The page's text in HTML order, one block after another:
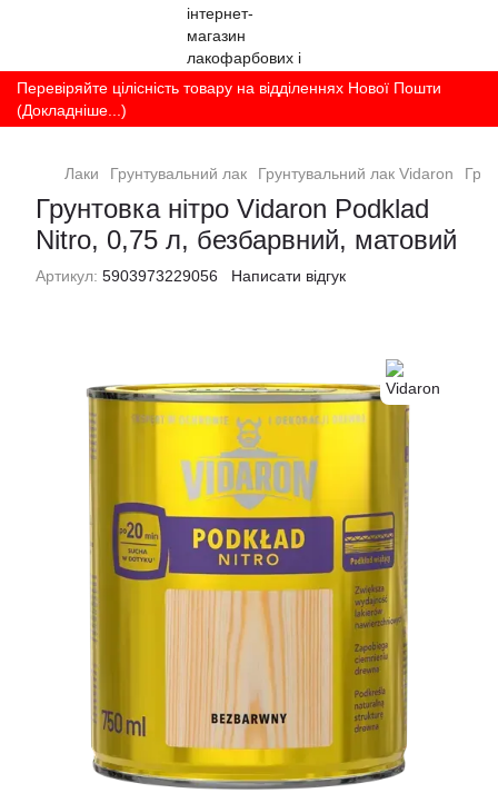
Перевіряйте цілісність товару на відділеннях Нової Пошти
(Докладніше...)
Лаки Грунтувальний лак Грунтувальний лак Vidaron
Грунтовка нітро Vidaron Podklad
Nitro, 0,75 л, безбарвний, матовий
Артикул: 5903973229056 Написати відгук